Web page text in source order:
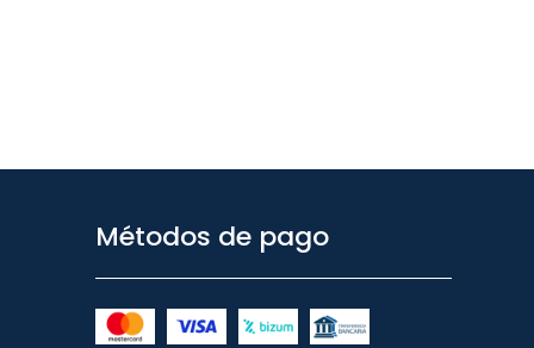
Métodos de pago